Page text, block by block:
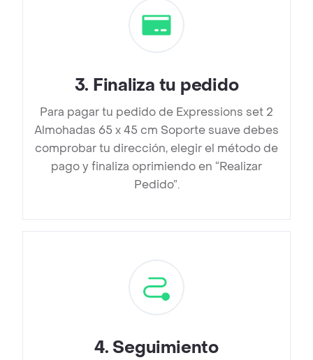
3. Finaliza tu pedido
Para pagar tu pedido de Expressions set 2
Almohadas 65 x 45 cm Soporte suave debes
comprobar tu dirección, elegir el método de
pago y finaliza oprimiendo en “Realizar
Pedido”.
4. Seguimiento